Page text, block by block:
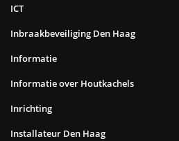
ICT
Inbraakbeveiliging Den Haag
Informatie
Informatie over Houtkachels
Inrichting
Installateur Den Haag